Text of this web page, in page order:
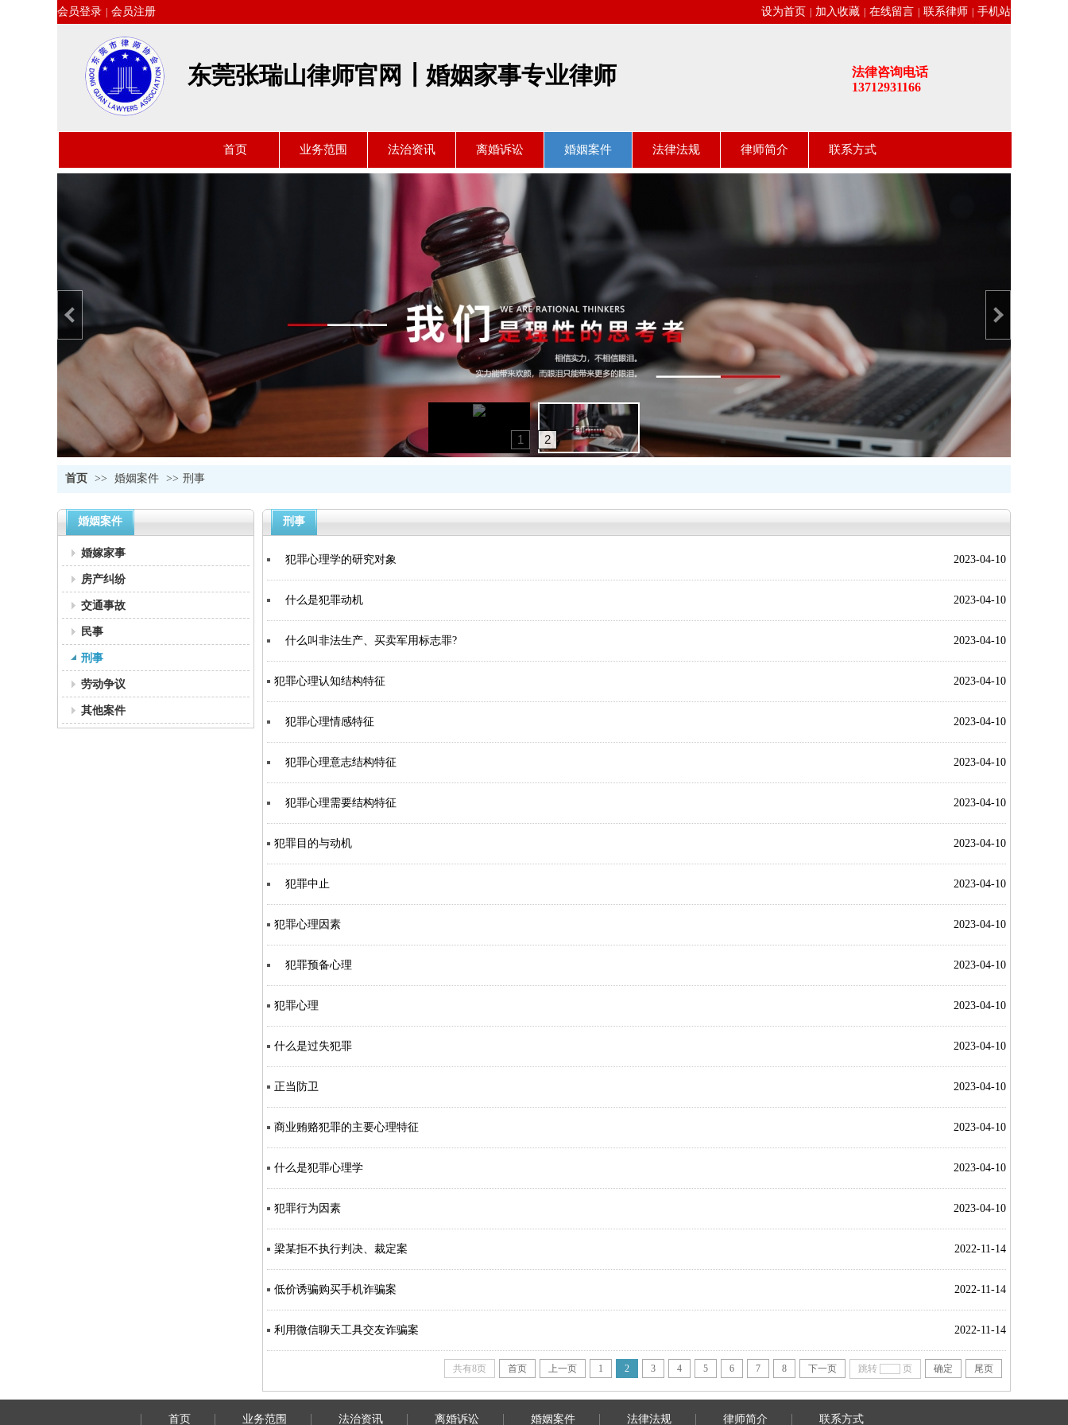
东莞张瑞山律师官网┃婚姻家事专业律师
法律咨询电话
13712931166
首页 业务范围 法治资讯 离婚诉讼 婚姻案件 法律法规 律师简介 联系方式
会员登录 会员注册 设为首页 加入收藏 在线留言 联系律师 手机站
1 2
首页 >> 婚姻案件 >> 刑事
婚姻案件
婚嫁家事
房产纠纷
交通事故
民事
刑事
劳动争议
其他案件
刑事
犯罪心理学的研究对象 2023-04-10
什么是犯罪动机 2023-04-10
什么叫非法生产、买卖军用标志罪? 2023-04-10
犯罪心理认知结构特征 2023-04-10
犯罪心理情感特征 2023-04-10
犯罪心理意志结构特征 2023-04-10
犯罪心理需要结构特征 2023-04-10
犯罪目的与动机 2023-04-10
犯罪中止 2023-04-10
犯罪心理因素 2023-04-10
犯罪预备心理 2023-04-10
犯罪心理 2023-04-10
什么是过失犯罪 2023-04-10
正当防卫 2023-04-10
商业贿赂犯罪的主要心理特征 2023-04-10
什么是犯罪心理学 2023-04-10
犯罪行为因素 2023-04-10
梁某拒不执行判决、裁定案 2022-11-14
低价诱骗购买手机诈骗案 2022-11-14
利用微信聊天工具交友诈骗案 2022-11-14
共有8页 首页 上一页 1 2 3 4 5 6 7 8 下一页 跳转 页 确定 尾页
首页 业务范围 法治资讯 离婚诉讼 婚姻案件 法律法规 律师简介 联系方式